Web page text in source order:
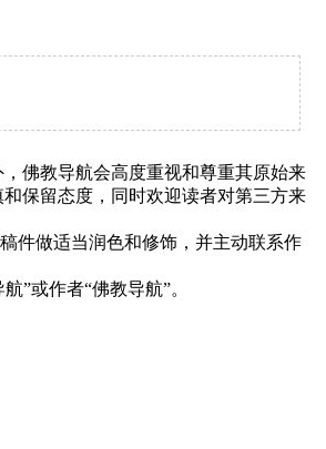
佛教导航会高度重视和尊重其原始来
保留态度，同时欢迎读者对第三方来
件做适当润色和修饰，并主动联系作
”或作者“佛教导航”。